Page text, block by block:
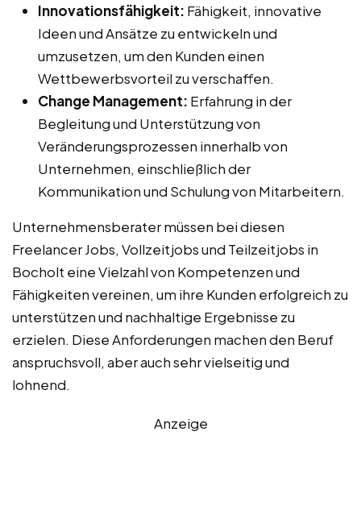
Innovationsfähigkeit: Fähigkeit, innovative
Ideen und Ansätze zu entwickeln und
umzusetzen, um den Kunden einen
Wettbewerbsvorteil zu verschaffen.
Change Management: Erfahrung in der
Begleitung und Unterstützung von
Veränderungsprozessen innerhalb von
Unternehmen, einschließlich der
Kommunikation und Schulung von Mitarbeitern.
Unternehmensberater müssen bei diesen
Freelancer Jobs, Vollzeitjobs und Teilzeitjobs in
Bocholt eine Vielzahl von Kompetenzen und
Fähigkeiten vereinen, um ihre Kunden erfolgreich zu
unterstützen und nachhaltige Ergebnisse zu
erzielen. Diese Anforderungen machen den Beruf
anspruchsvoll, aber auch sehr vielseitig und
lohnend.
Anzeige